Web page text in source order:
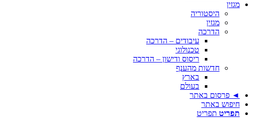
מגזין
היסטוריה
מגזין
הדרכה
עיבודים – הדרכה
טכנולוגי
ריסוס ודישון – הדרכה
חדשות מהענף
בארץ
בעולם
◄ פרסום באתר
חיפוש באתר
תפריט תפריט